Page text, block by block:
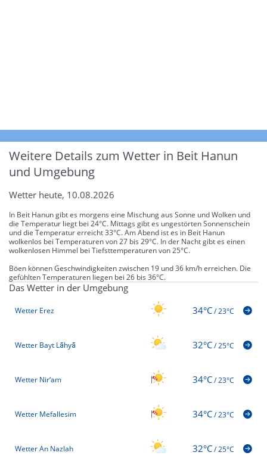
Weitere Details zum Wetter in Beit Hanun
und Umgebung
Wetter heute, 10.08.2026
In Beit Hanun gibt es morgens eine Mischung aus Sonne und Wolken und
die Temperatur liegt bei 24°C. Mittags gibt es ungestörten Sonnenschein
und die Temperatur erreicht 33°C. Am Abend ist es in Beit Hanun
wolkenlos bei Temperaturen von 27 bis 29°C. In der Nacht gibt es einen
wolkenlosen Himmel bei Tiefsttemperaturen von 25°C.
Böen können Geschwindigkeiten zwischen 19 und 36 km/h erreichen. Die
gefühlten Temperaturen liegen bei 26 bis 36°C.
Das Wetter in der Umgebung
Wetter Erez 34°C/23°C
Wetter Bayt Lāhyā 32°C/25°C
Wetter Nir‘am 34°C/23°C
Wetter Mefallesim 34°C/23°C
Wetter An Nazlah 32°C/25°C